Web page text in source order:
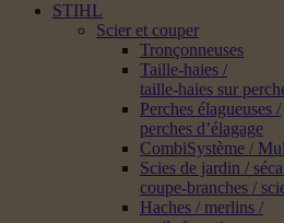
STIHL
Scier et couper
Tronçonneuses
Taille-haies /
taille-haies sur
Perches élagueuses /
perches d’élagage
CombiSystème /
Scies de jardin /
coupe-branches /
Haches / merlins /